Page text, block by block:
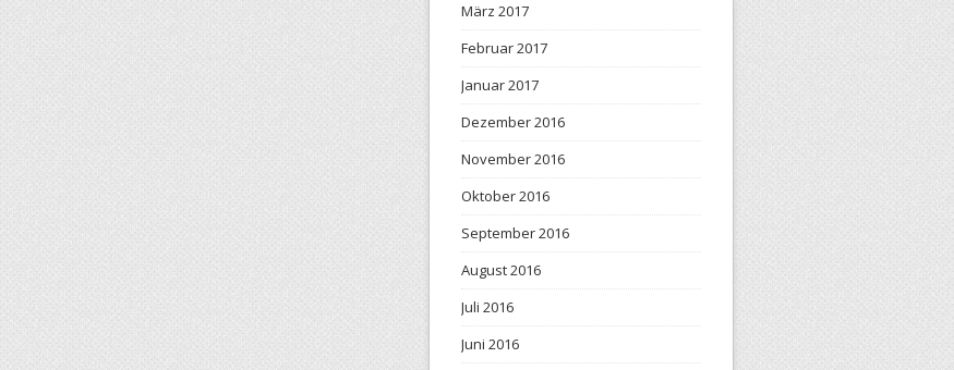
März 2017
Februar 2017
Januar 2017
Dezember 2016
November 2016
Oktober 2016
September 2016
August 2016
Juli 2016
Juni 2016